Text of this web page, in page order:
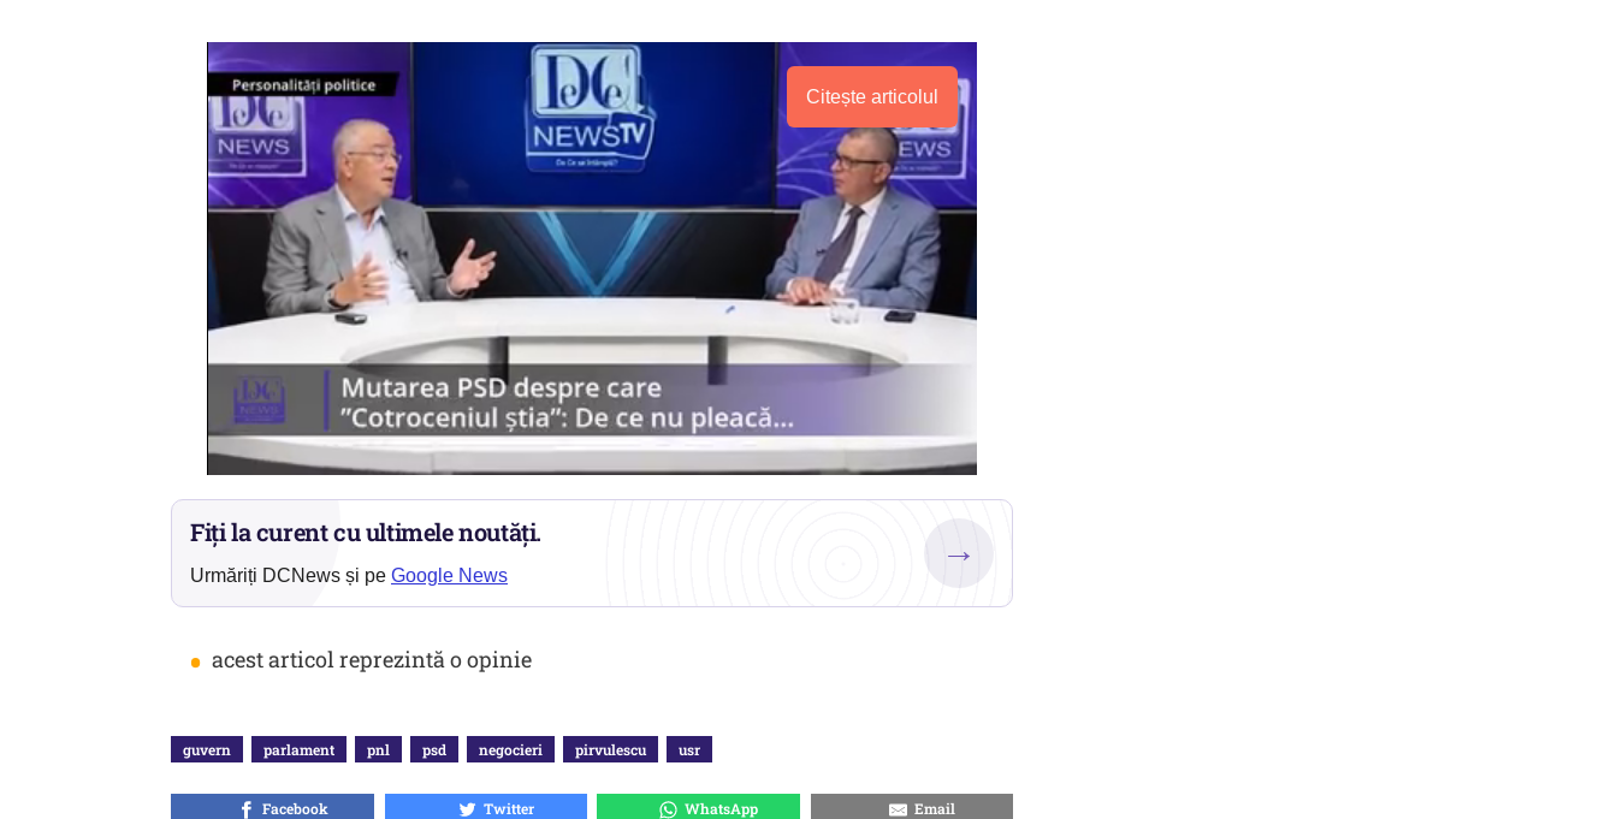
Citește articolul
Fiți la curent cu ultimele noutăți.
Urmăriți DCNews și pe Google News
→
• acest articol reprezintă o opinie
guvern parlament pnl psd negocieri pirvulescu usr
Facebook Twitter WhatsApp Email